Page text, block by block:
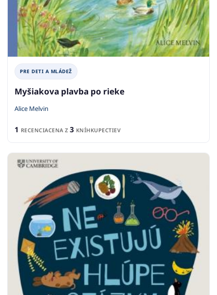
PRE DETI A MLÁDEŽ
Myšiakova plavba po rieke
Alice Melvin
1 RECENCIACENA Z 3 KNÍHKUPECTIEV